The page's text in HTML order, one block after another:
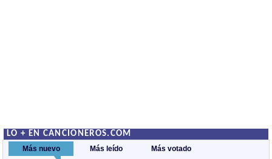
LO + EN CANCIONEROS.COM
Más nuevo Más leído Más votado